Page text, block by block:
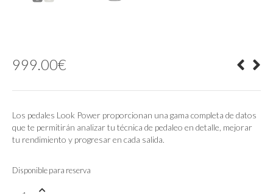
999.00€
Los pedales Look Power proporcionan una gama completa de datos
que te permitirán analizar tu técnica de pedaleo en detalle, mejorar
tu rendimiento y progresar en cada salida.
Disponible para reserva
Pedales